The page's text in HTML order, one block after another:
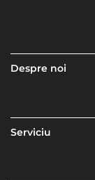
Despre noi
Serviciu